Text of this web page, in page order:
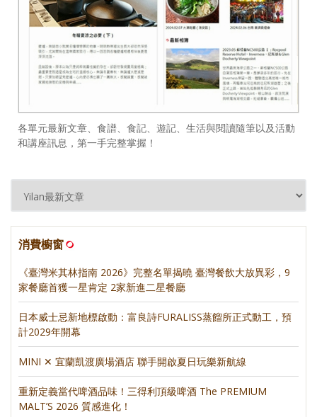
各單元最新文章、食譜、食記、遊記、生活與閱讀隨筆以及活動
和講座訊息，第一手完整掌握！
消費櫥窗
《臺灣米其林指南 2026》完整名單揭曉 臺灣餐飲大放異彩，9
家餐廳首獲一星肯定 2家新進二星餐廳
日本威士忌新地標啟動：富良詩FURALISS蒸餾所正式動工，預
計2029年開幕
MINI ✕ 宜蘭凱渡廣場酒店 聯手開啟夏日玩樂新航線
重新定義當代啤酒品味！三得利頂級啤酒 The PREMIUM
MALT’S 2026 質感進化！